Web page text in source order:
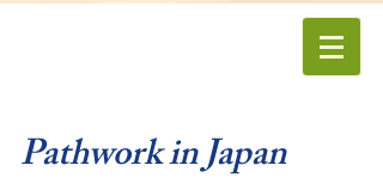
Pathwork in Japan